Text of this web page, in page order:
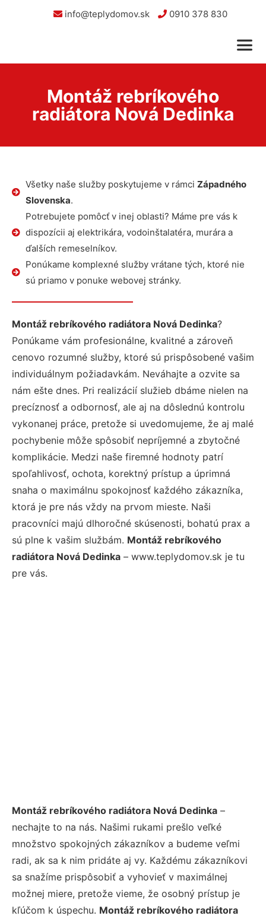
info@teplydomov.sk 0910 378 830
Montáž rebríkového
radiátora Nová Dedinka
Všetky naše služby poskytujeme v rámci Západného
Slovenska.
Potrebujete pomôcť v inej oblasti? Máme pre vás k
dispozícii aj elektrikára, vodoinštalatéra, murára a
ďalších remeselníkov.
Ponúkame komplexné služby vrátane tých, ktoré nie
sú priamo v ponuke webovej stránky.
Montáž rebríkového radiátora Nová Dedinka?
Ponúkame vám profesionálne, kvalitné a zároveň
cenovo rozumné služby, ktoré sú prispôsobené vašim
individuálnym požiadavkám. Neváhajte a ozvite sa
nám ešte dnes. Pri realizácií služieb dbáme nielen na
precíznosť a odbornosť, ale aj na dôslednú kontrolu
vykonanej práce, pretože si uvedomujeme, že aj malé
pochybenie môže spôsobiť nepríjemné a zbytočné
komplikácie. Medzi naše firemné hodnoty patrí
spoľahlivosť, ochota, korektný prístup a úprimná
snaha o maximálnu spokojnosť každého zákazníka,
ktorá je pre nás vždy na prvom mieste. Naši
pracovníci majú dlhoročné skúsenosti, bohatú prax a
sú plne k vašim službám. Montáž rebríkového
radiátora Nová Dedinka – www.teplydomov.sk je tu
pre vás.
Montáž rebríkového radiátora Nová Dedinka –
nechajte to na nás. Našimi rukami prešlo veľké
množstvo spokojných zákazníkov a budeme veľmi
radi, ak sa k nim pridáte aj vy. Každému zákazníkovi
sa snažíme prispôsobiť a vyhovieť v maximálnej
možnej miere, pretože vieme, že osobný prístup je
kľúčom k úspechu. Montáž rebríkového radiátora